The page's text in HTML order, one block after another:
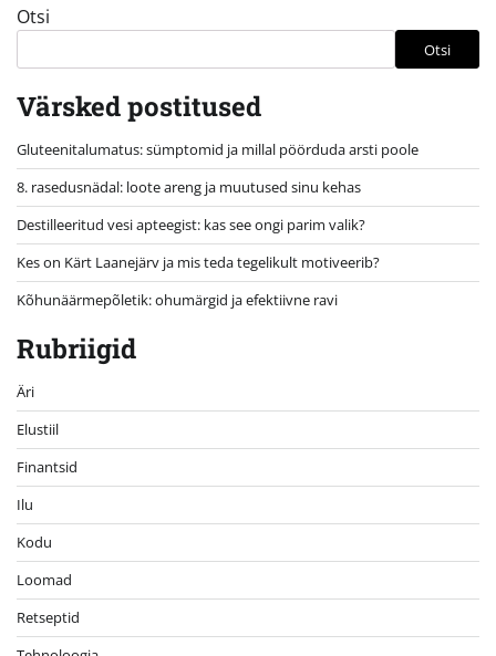
Otsi
Otsi
Värsked postitused
Gluteenitalumatus: sümptomid ja millal pöörduda arsti poole
8. rasedusnädal: loote areng ja muutused sinu kehas
Destilleeritud vesi apteegist: kas see ongi parim valik?
Kes on Kärt Laanejärv ja mis teda tegelikult motiveerib?
Kõhunäärmepõletik: ohumärgid ja efektiivne ravi
Rubriigid
Äri
Elustiil
Finantsid
Ilu
Kodu
Loomad
Retseptid